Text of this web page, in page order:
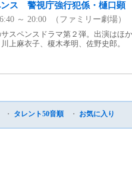
ンス 警視庁強行犯係・樋口顕
～ 20:00 （ファミリー劇場）
スペンスドラマ第２弾。出演はほ
上麻衣子、榎木孝明、佐野史郎。
・ タレント50音順 ・ お気に入り